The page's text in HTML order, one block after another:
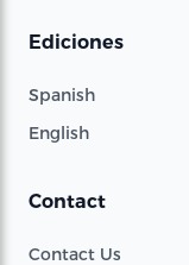
Ediciones
Spanish
English
Contact
Contact Us